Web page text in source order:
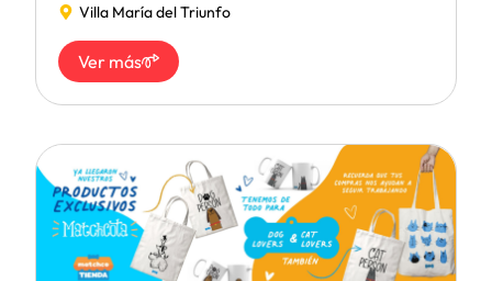
Villa María del Triunfo
Ver más